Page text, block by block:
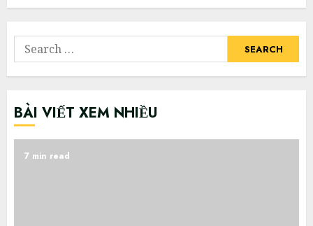
Search
for:
BÀI VIẾT XEM NHIỀU
7 min read